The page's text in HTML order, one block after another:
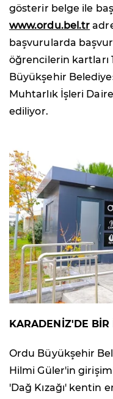
gösterir belge ile
www.ordu.bel.tr
başvurularda
öğrencilerin kartları
Büyükşehir
Muhtarlık İşleri
ediliyor.
KARADENİZ'DE BİR
Ordu Büyükşehir
Hilmi Güler'in
'Dağ Kızağı' kentin